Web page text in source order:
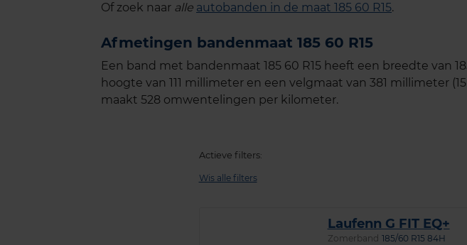
Of zoek naar alle autobanden in de maat 185 60 R15.
Afmetingen bandenmaat 185 60 R15
Een band met bandenmaat 185 60 R15 heeft een breedte van
hoogte van 111 millimeter en een velgmaat van 381 millimeter
maakt 528 omwentelingen per kilometer.
Actieve filters:
Wis alle filters
Laufenn G FIT EQ+
Zomerband 185/60 R15 84H